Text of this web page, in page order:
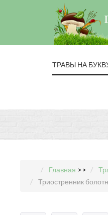
ТРАВЫ НА
Главная >>
Триостренник